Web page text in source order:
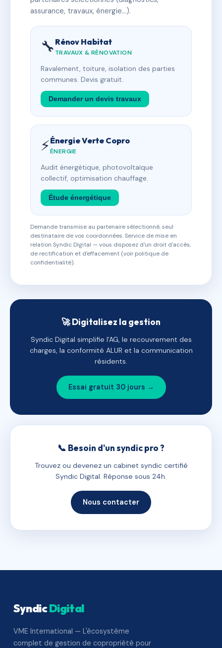
assurance, travaux, énergie…).
🔧 Rénov Habitat
TRAVAUX & RÉNOVATION
Ravalement, toiture, isolation des parties
communes. Devis gratuit.
Demander un devis travaux
⚡Énergie Verte Copro
ÉNERGIE
Audit énergétique, photovoltaïque
collectif, optimisation chauffage.
Étude énergétique
Demande transmise au partenaire sélectionné, seul
destinataire de vos coordonnées. Service de mise en
relation Syndic Digital — vous disposez d'un droit d'accès,
de rectification et d'effacement (voir politique de
confidentialité).
🚀 Digitalisez la gestion
Syndic Digital simplifie l'AG, le recouvrement des
charges, la conformité ALUR et la communication
résidents.
Essai gratuit 30 jours →
📞 Besoin d'un syndic pro ?
Trouvez ou devenez un cabinet syndic certifié
Syndic Digital. Réponse sous 24h.
Nous contacter
SyndicDigital
VME International — L'écosystème
complet de gestion de copropriété pour